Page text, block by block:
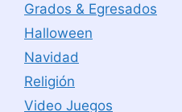
Grados & Egresados
Halloween
Navidad
Religión
Video Juegos